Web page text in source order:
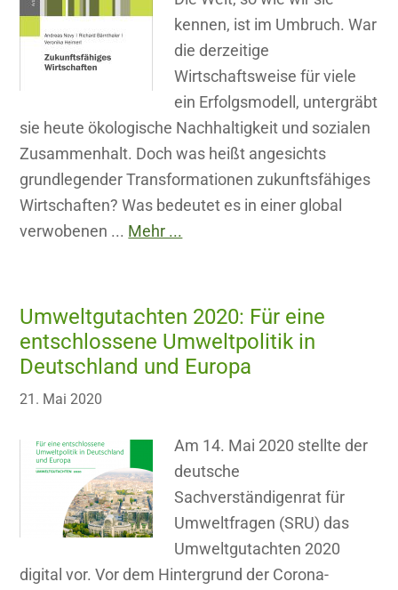
kennen, ist im Umbruch. War
die derzeitige
Wirtschaftsweise für viele
ein Erfolgsmodell, untergräbt
sie heute ökologische Nachhaltigkeit und sozialen
Zusammenhalt. Doch was heißt angesichts
grundlegender Transformationen zukunftsfähiges
Wirtschaften? Was bedeutet es in einer global
verwobenen ... Mehr ...
Umweltgutachten 2020: Für eine
entschlossene Umweltpolitik in
Deutschland und Europa
21. Mai 2020
Am 14. Mai 2020 stellte der
deutsche
Sachverständigenrat für
Umweltfragen (SRU) das
Umweltgutachten 2020
digital vor. Vor dem Hintergrund der Corona-